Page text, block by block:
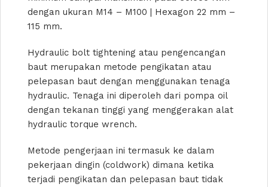
dengan ukuran M14 – M100 | Hexagon 22 mm –
115 mm.
Hydraulic bolt tightening atau pengencangan
baut merupakan metode pengikatan atau
pelepasan baut dengan menggunakan tenaga
hydraulic. Tenaga ini diperoleh dari pompa oil
dengan tekanan tinggi yang menggerakan alat
hydraulic torque wrench.
Metode pengerjaan ini termasuk ke dalam
pekerjaan dingin (coldwork) dimana ketika
terjadi pengikatan dan pelepasan baut tidak